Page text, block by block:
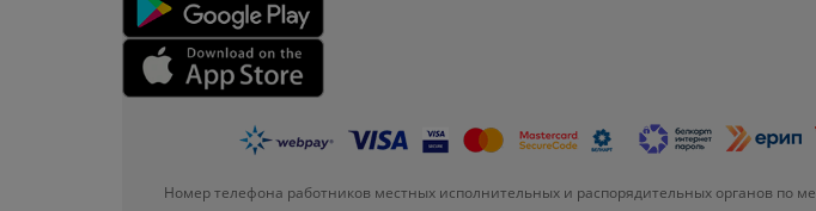
Номер телефона работников местных исполнительных и распорядительных органов по